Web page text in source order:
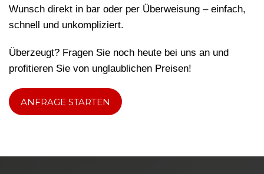
Wunsch direkt in bar oder per Überweisung – einfach,
schnell und unkompliziert.
Überzeugt? Fragen Sie noch heute bei uns an und
profitieren Sie von unglaublichen Preisen!
ANFRAGE STARTEN